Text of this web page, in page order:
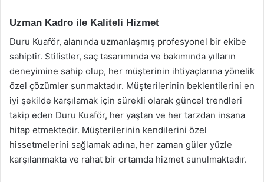
Uzman Kadro ile Kaliteli Hizmet
Duru Kuaför, alanında uzmanlaşmış profesyonel bir ekibe
sahiptir. Stilistler, saç tasarımında ve bakımında yılların
deneyimine sahip olup, her müşterinin ihtiyaçlarına yönelik
özel çözümler sunmaktadır. Müşterilerinin beklentilerini en
iyi şekilde karşılamak için sürekli olarak güncel trendleri
takip eden Duru Kuaför, her yaştan ve her tarzdan insana
hitap etmektedir. Müşterilerinin kendilerini özel
hissetmelerini sağlamak adına, her zaman güler yüzle
karşılanmakta ve rahat bir ortamda hizmet sunulmaktadır.